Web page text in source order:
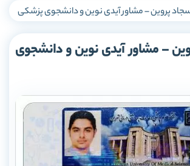
پروین – مشاور آیدی نوین و دانشجوی پزشکی
– مشاور آیدی نوین و دانشجوی